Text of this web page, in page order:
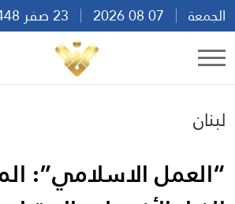
الجمعة
لبنان
“العمل الاسلامي”: